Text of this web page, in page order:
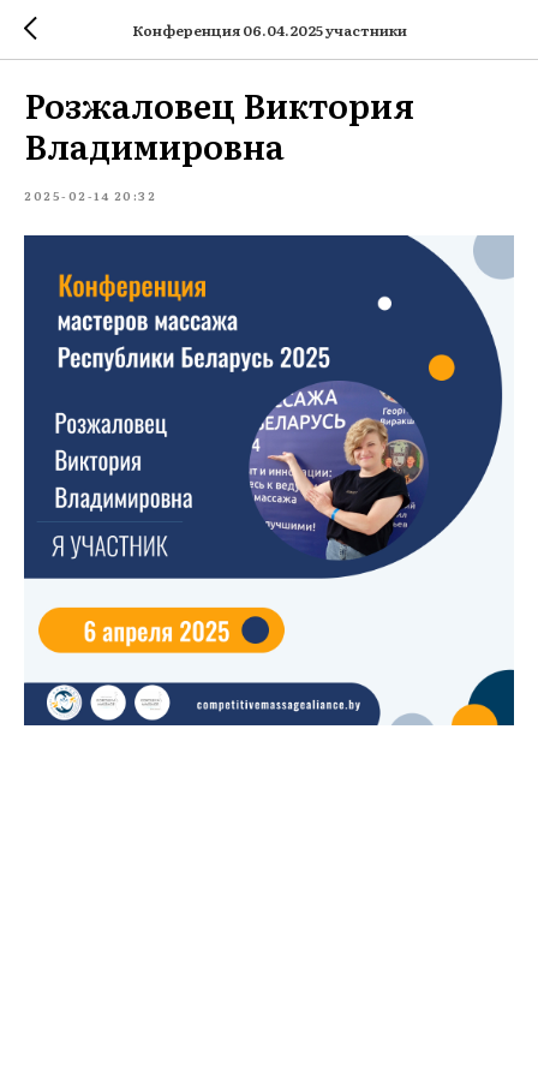
Конференция 06.04.2025 участники
Розжаловец Виктория
Владимировна
2025-02-14 20:32